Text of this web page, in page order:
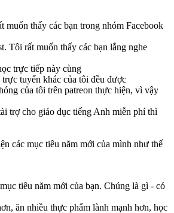
muốn thấy các bạn trong nhóm Facebook
Tôi rất muốn thấy các bạn lắng nghe
trực tiếp này cùng
tuyến khác của tôi đều được
của tôi trên patreon thực hiện, vì vậy
trợ cho giáo dục tiếng Anh miễn phí thì
các mục tiêu năm mới của mình như thế
tiêu năm mới của bạn. Chúng là gì - có
ăn nhiều thực phẩm lành mạnh hơn, học